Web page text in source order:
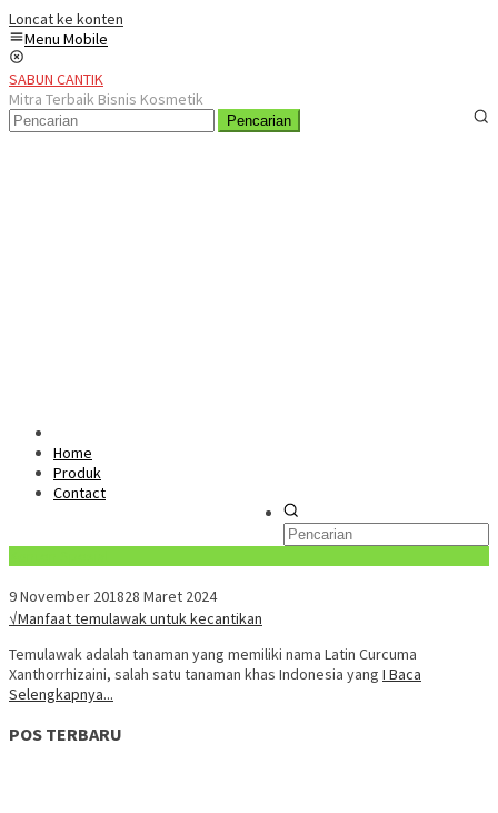
Loncat ke konten
Menu Mobile
SABUN CANTIK
Mitra Terbaik Bisnis Kosmetik
Pencarian
Home
Produk
Contact
9 November 201828 Maret 2024
√Manfaat temulawak untuk kecantikan
Temulawak adalah tanaman yang memiliki nama Latin Curcuma
Xanthorrhizaini, salah satu tanaman khas Indonesia yang I Baca
Selengkapnya...
POS TERBARU